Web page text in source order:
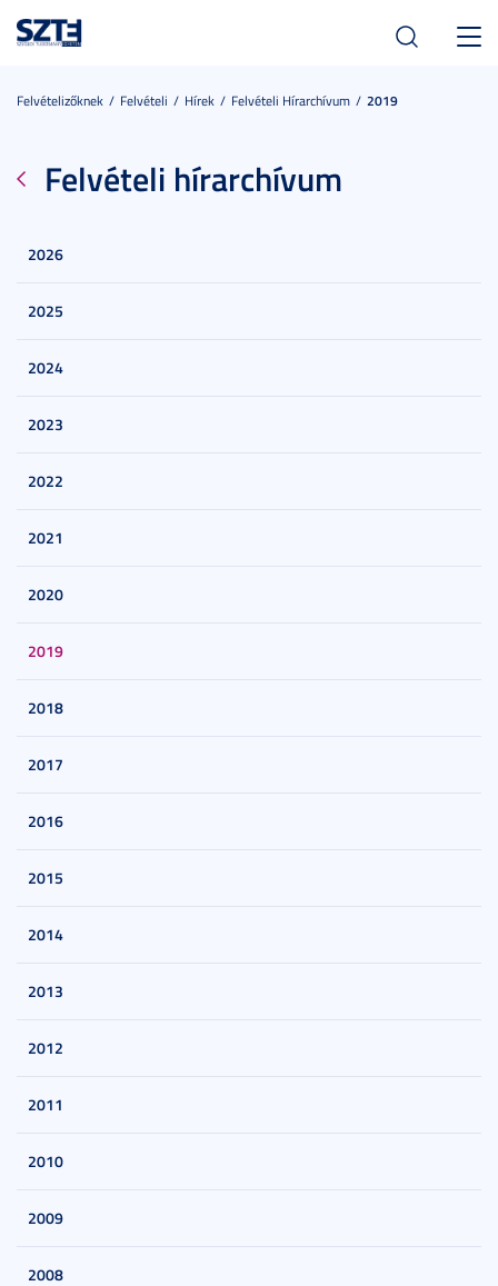
Felvételizőknek Felvételi Hírek Felvételi Hírarchívum 2019
Felvételi hírarchívum
2026
2025
2024
2023
2022
2021
2020
2019
2018
2017
2016
2015
2014
2013
2012
2011
2010
2009
2008